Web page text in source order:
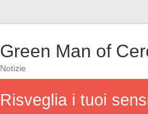
Green Man of
Notizie
Risveglia i tuoi